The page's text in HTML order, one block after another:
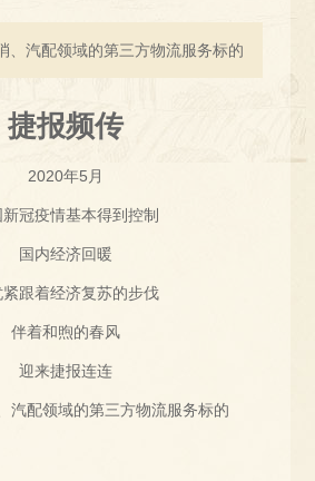
、汽配领域的第三方物流服务标的
捷报频传
2020年5月
冠疫情基本得到控制
国内经济回暖
紧跟着经济复苏的步伐
伴着和煦的春风
迎来捷报连连
汽配领域的第三方物流服务标的